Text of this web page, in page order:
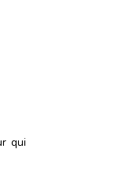
qui